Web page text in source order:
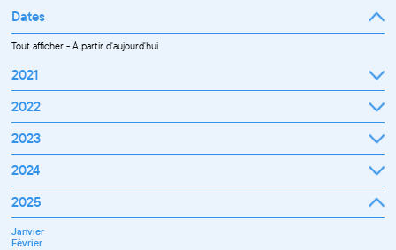
Dates
Tout afficher-À partir d'aujourd'hui
2021
Septembre
Octobre
Novembre
Décembre
2022
Janvier
Février
Mars
Avril
Juillet
Septembre
Octobre
Novembre
2023
Janvier
Février
Mars
Avril
Septembre
2024
Janvier
Février
Mars
Avril
Mai
2025
Janvier
Février